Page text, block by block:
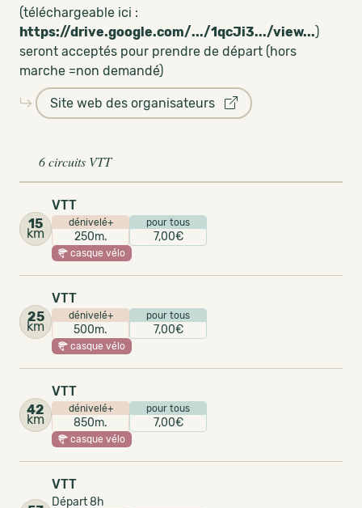
(téléchargeable ici :
https://drive.google.com/.../1qcJi3.../view...)
seront acceptés pour prendre de départ (hors
marche =non demandé)
Site web des organisateurs
6 circuits VTT
15
km
VTT
dénivelé+
250m.
pour tous
7,00€
casque vélo
25
km
VTT
dénivelé+
500m.
pour tous
7,00€
casque vélo
42
km
VTT
dénivelé+
850m.
pour tous
7,00€
casque vélo
VTT
Départ 8h